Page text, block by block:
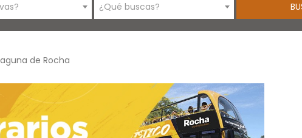
¿Qué buscas?
de Rocha